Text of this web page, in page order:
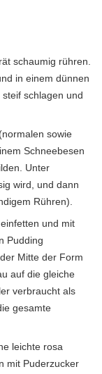
schaumig rühren.
in einem dünnen
schlagen und
sowie
Schneebesen
Unter
wird, und dann
Rühren).
und mit
Pudding
Mitte der Form
auf die gleiche
verbraucht als
gesamte
leichte rosa
mit Puderzucker